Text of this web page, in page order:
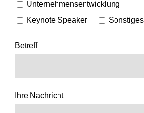
Unternehmens­entwicklung
Keynote Speaker
Sonstiges
Betreff
Ihre Nachricht